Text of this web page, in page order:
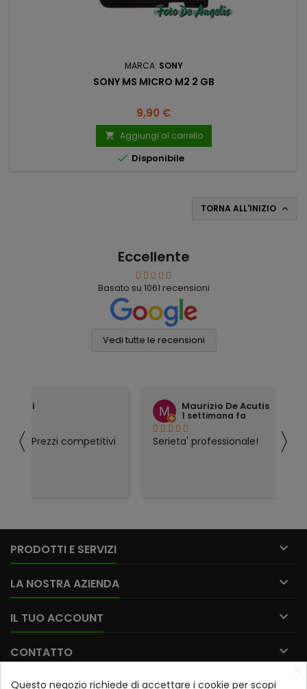
MARCA: SONY
SONY MS MICRO M2 2 GB
Prezzo
9,90 €
 Aggiungi al carrello
 Disponibile
TORNA ALL'INIZIO 
Eccellente
Basato su 1061 recensioni
Vedi tutte le recensioni
〈
Maurizio De Acutis
1 settimana fa
Serieta' professionale! 〉
PRODOTTI E SERVIZI 
LA NOSTRA AZIENDA 
IL TUO ACCOUNT 
CONTATTO 
Questo negozio richiede di accettare i cookie per scopi